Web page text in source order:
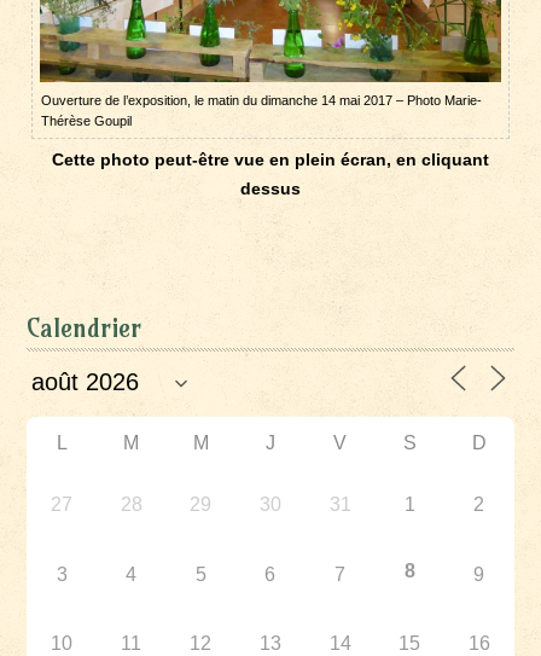
Ouverture de l’exposition, le matin du dimanche 14 mai 2017 – Photo Marie-
Thérèse Goupil
Cette photo peut-être vue en plein écran, en cliquant
dessus
Calendrier
L M M J V S D
27 28 29 30 31 1 2
3 4 5 6 7 8 9
10 11 12 13 14 15 16